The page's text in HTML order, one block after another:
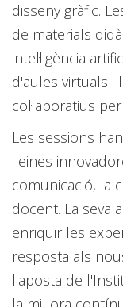
disseny gràfic.
de materials
intel·ligència
d'aules virtuals i
col·laboratius
Les sessions
i eines
comunicació, la
docent. La seva
enriquir les
resposta als
l'aposta de